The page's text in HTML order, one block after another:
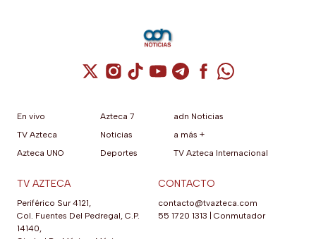
Cuenta de X / Twitter (se abre en una
Cuenta de Instagram (se abre en una
Cuenta de TikTok (se abre en
Cuenta de YouTube (se abre
Cuenta de Telegram (se
Cuenta de
Cuenta de
En vivo
TV Azteca
Azteca UNO
Azteca 7
Noticias
Deportes
adn Noticias
a más +
TV Azteca Internacional
TV AZTECA
Periférico Sur 4121,
Col. Fuentes Del Pedregal, C.P.
14140,
CONTACTO
contacto@tvazteca.com
55 1720 1313
Conmutador